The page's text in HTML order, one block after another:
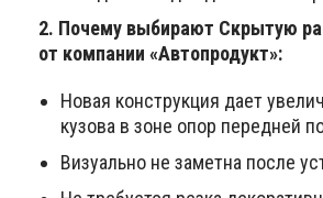
2. Почему выбирают Скрытую
от компании «Автопродукт»:
Новая конструкция дает
кузова в зоне опор передней
Визуально не заметна после